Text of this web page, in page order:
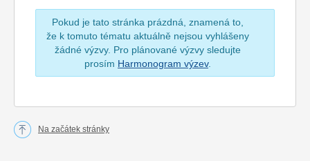
Pokud je tato stránka prázdná, znamená to,
že k tomuto tématu aktuálně nejsou vyhlášeny
žádné výzvy. Pro plánované výzvy sledujte
prosím Harmonogram výzev.
Na začátek stránky